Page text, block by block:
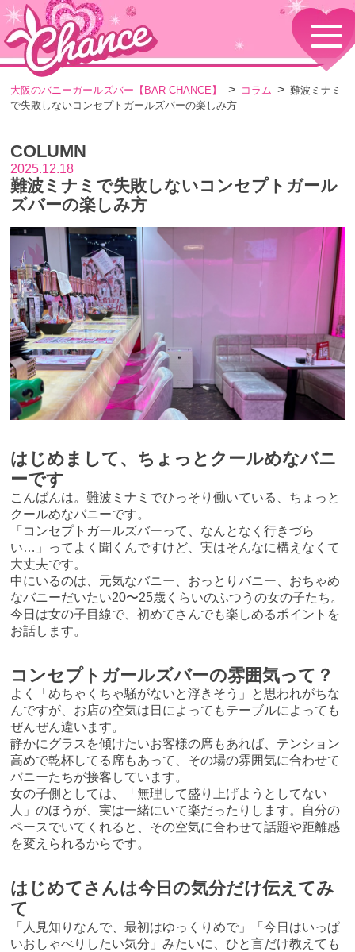
HOME
TOPページ
コンセプト
GIRLS
MENU
メニュー・料金
イベント情報
SHOP
VISITORS TO JAPAN
RECRUIT
採用情報
大阪のバニーガールズバー【BAR CHANCE】 コラム
難波ミナミ
で失敗しないコンセプトガールズバーの楽しみ方
COLUMN
2025.12.18
難波ミナミで失敗しないコンセプトガール
ズバーの楽しみ方
はじめまして、ちょっとクールめなバニ
ーです
こんばんは。難波ミナミでひっそり働いている、ちょっと
クールめなバニーです。
「コンセプトガールズバーって、なんとなく行きづら
い…」ってよく聞くんですけど、実はそんなに構えなくて
大丈夫です。
中にいるのは、元気なバニー、おっとりバニー、おちゃめ
なバニーだいたい20〜25歳くらいのふつうの女の子たち。
今日は女の子目線で、初めてさんでも楽しめるポイントを
お話します。
コンセプトガールズバーの雰囲気って？
よく「めちゃくちゃ騒がないと浮きそう」と思われがちな
んですが、お店の空気は日によってもテーブルによっても
ぜんぜん違います。
静かにグラスを傾けたいお客様の席もあれば、テンション
高めで乾杯してる席もあって、その場の雰囲気に合わせて
バニーたちが接客しています。
女の子側としては、「無理して盛り上げようとしてない
人」のほうが、実は一緒にいて楽だったりします。自分の
ペースでいてくれると、その空気に合わせて話題や距離感
を変えられるからです。
はじめてさんは今日の気分だけ伝えてみ
て
「人見知りなんで、最初はゆっくりめで」「今日はいっぱ
いおしゃべりしたい気分」みたいに、ひと言だけ教えても